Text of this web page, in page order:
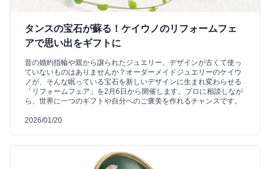
タンスの宝石が蘇る！ケイウノのリフォームフェ
アで思い出をギフトに
昔の婚約指輪や親から譲られたジュエリー、デザインが古くて使っ
ていないものはありませんか？オーダーメイドジュエリーのケイウ
ノが、そんな眠っている宝石を新しいデザインに生まれ変わらせる
「リフォームフェア」を2月6日から開催します。プロに相談しなが
ら、世界に一つのギフトや自分へのご褒美を作れるチャンスです。
2026/01/20